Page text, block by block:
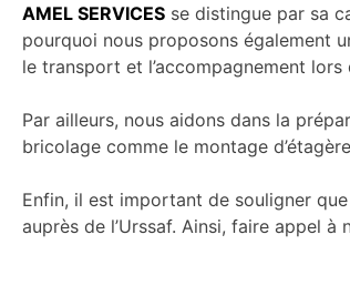
AMEL SERVICES se distingue par sa
pourquoi nous proposons également
le transport et l’accompagnement
Par ailleurs, nous aidons dans la
bricolage comme le montage
Enfin, il est important de souligner
auprès de l’Urssaf. Ainsi, faire appel